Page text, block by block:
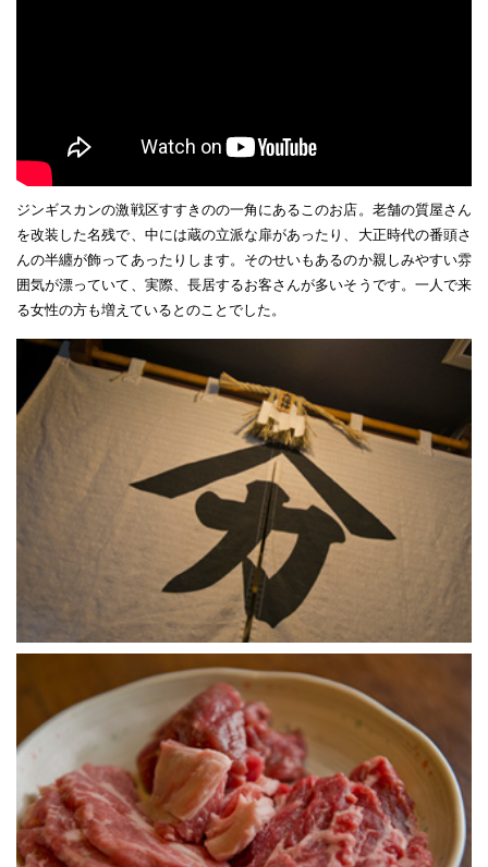
ジンギスカンの激戦区すすきのの一角にあるこのお店。老舗の質屋さん
を改装した名残で、中には蔵の立派な扉があったり、大正時代の番頭さ
んの半纏が飾ってあったりします。そのせいもあるのか親しみやすい雰
囲気が漂っていて、実際、長居するお客さんが多いそうです。一人で来
る女性の方も増えているとのことでした。